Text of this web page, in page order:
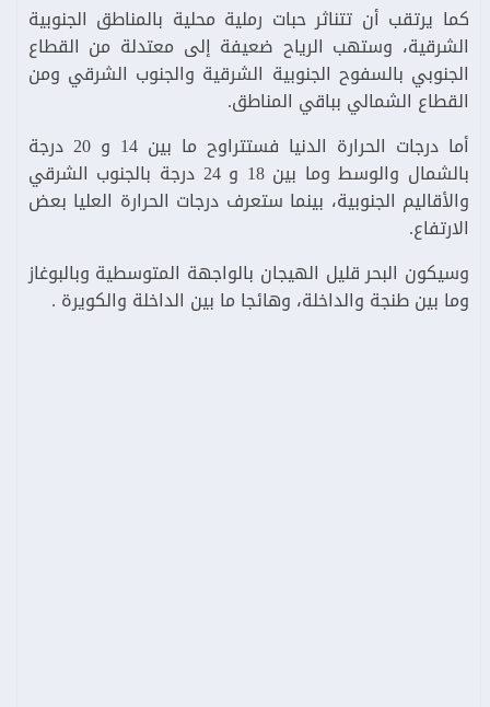
كما يرتقب أن تتناثر حبات رملية محلية بالمناطق الجنوبية
الشرقية، وستهب الرياح ضعيفة إلى معتدلة من القطاع
الجنوبي بالسفوح الجنوبية الشرقية والجنوب الشرقي ومن
القطاع الشمالي بباقي المناطق.
أما درجات الحرارة الدنيا فستتراوح ما بين 14 و 20 درجة
بالشمال والوسط وما بين 18 و 24 درجة بالجنوب الشرقي
والأقاليم الجنوبية، بينما ستعرف درجات الحرارة العليا بعض
الارتفاع.
وسيكون البحر قليل الهيجان بالواجهة المتوسطية وبالبوغاز
وما بين طنجة والداخلة، وهائجا ما بين الداخلة والكويرة .